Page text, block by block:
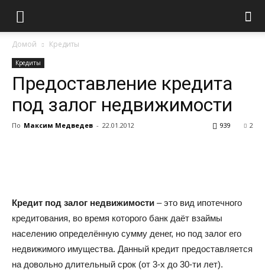
Домой Кредиты
Кредиты
Предоставление кредита
под залог недвижимости
По Максим Медведев - 22.01.2012 2
939
Кредит под залог недвижимости – это вид ипотечного
кредитования, во время которого банк даёт взаймы
населению определённую сумму денег, но под залог его
недвижимого имущества. Данный кредит предоставляется
на довольно длительный срок (от 3-х до 30-ти лет).